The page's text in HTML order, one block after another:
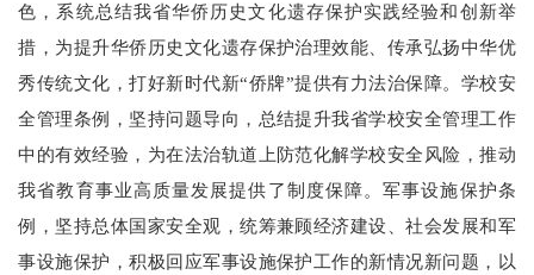
色，系统总结我省华侨历史文化遗存保护实践经验和创新举
措，为提升华侨历史文化遗存保护治理效能、传承弘扬中华优
秀传统文化，打好新时代新“侨牌”提供有力法治保障。学校安
全管理条例，坚持问题导向，总结提升我省学校安全管理工作
中的有效经验，为在法治轨道上防范化解学校安全风险，推动
我省教育事业高质量发展提供了制度保障。军事设施保护条
例，坚持总体国家安全观，统筹兼顾经济建设、社会发展和军
事设施保护，积极回应军事设施保护工作的新情况新问题，以